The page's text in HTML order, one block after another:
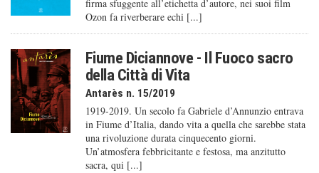
firma sfuggente all’etichetta d’autore, nei suoi film
Ozon fa riverberare echi [...]
Fiume Diciannove - Il Fuoco sacro
della Città di Vita
Antarès n. 15/2019
1919-2019. Un secolo fa Gabriele d’Annunzio entrava
in Fiume d’Italia, dando vita a quella che sarebbe stata
una rivoluzione durata cinquecento giorni.
Un’atmosfera febbricitante e festosa, ma anzitutto
sacra, qui [...]